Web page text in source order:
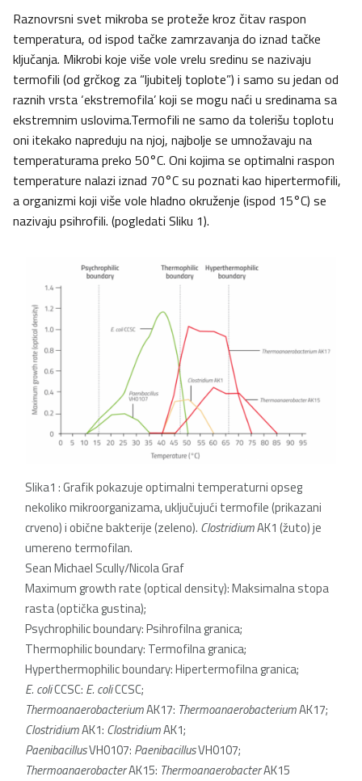
Raznovrsni svet mikroba se proteže kroz čitav raspon
temperatura, od ispod tačke zamrzavanja do iznad tačke
ključanja. Mikrobi koje više vole vrelu sredinu se nazivaju
termofili (od grčkog za “ljubitelj toplote”) i samo su jedan od
raznih vrsta ‘ekstremofila’ koji se mogu naći u sredinama sa
ekstremnim uslovima.Termofili ne samo da tolerišu toplotu
oni itekako napreduju na njoj, najbolje se umnožavaju na
temperaturama preko 50°C. Oni kojima se optimalni raspon
temperature nalazi iznad 70°C su poznati kao hipertermofili,
a organizmi koji više vole hladno okruženje (ispod 15°C) se
nazivaju psihrofili. (pogledati Sliku 1).
Slika1 : Grafik pokazuje optimalni temperaturni opseg
nekoliko mikroorganizama, uključujući termofile (prikazani
crveno) i obične bakterije (zeleno). ClostridiumAK1 (žuto) je
umereno termofilan.
Sean Michael Scully/Nicola Graf
Maximum growth rate (optical density): Maksimalna stopa
rasta (optička gustina);
Psychrophilic boundary: Psihrofilna granica;
Thermophilic boundary: Termofilna granica;
Hyperthermophilic boundary: Hipertermofilna granica;
E. coliCCSC: E. coliCCSC;
ThermoanaerobacteriumAK17: ThermoanaerobacteriumAK17;
ClostridiumAK1: ClostridiumAK1;
PaenibacillusVH0107: PaenibacillusVH0107;
ThermoanaerobacterAK15: ThermoanaerobacterAK15